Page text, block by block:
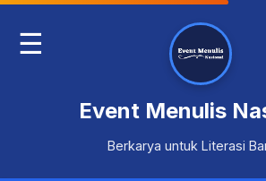
☰
Event Menulis
Berkarya untuk Literasi